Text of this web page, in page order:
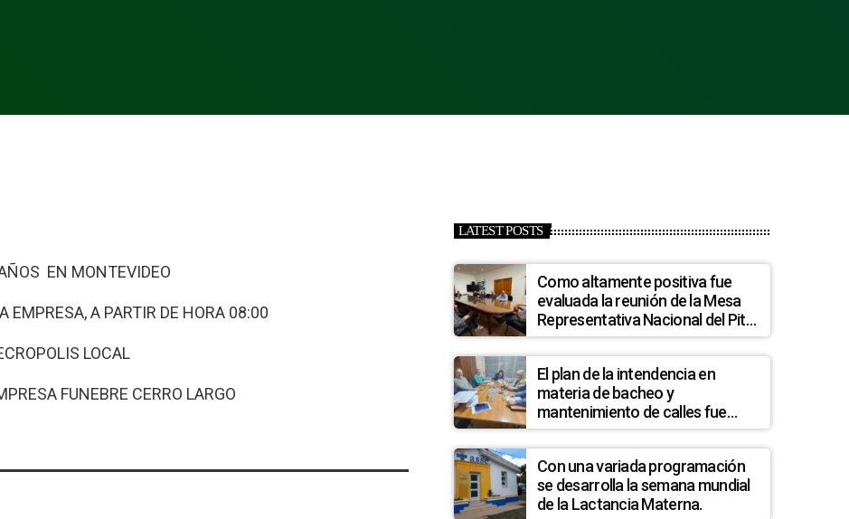
EN MONTEVIDEO
EMPRESA, A PARTIR DE HORA 08:00
LOCAL
FUNEBRE CERRO LARGO
LATEST POSTS
Como altamente positiva fue
evaluada la reunión de la Mesa
Representativa Nacional del Pit
Cnt en Melo
El plan de la intendencia en
materia de bacheo y
mantenimiento de calles fue
analizado en la Junta
Departamental
Con una variada programación
se desarrolla la semana mundial
de la Lactancia Materna.